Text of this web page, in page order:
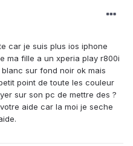
car je suis plus ios iphone
ma fille a un xperia play r800i
sur fond noir ok mais
point de toute les couleur
sur son pc de mettre des ?
aide car la moi je seche